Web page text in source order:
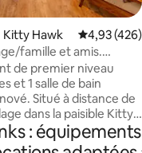
Hawk Évaluation
4,93 (426)
famille et amis.
de premier niveau
et 1 salle de bain
Situé à distance de
dans la paisible Kitty
3/4 de mile. Ce
peut accueillir
: